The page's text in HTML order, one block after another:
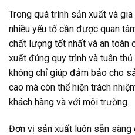
Trong quá trình sản xuất và
nhiều yếu tố cần được quan
chất lượng tốt nhất và an toàn
xuất đúng quy trình và tuân
không chỉ giúp đảm bảo cho
cao mà còn thể hiện trách
khách hàng và với môi trường.
Đơn vị sản xuất luôn sẵn sàng